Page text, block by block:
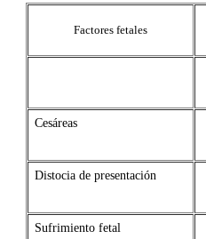
Factores fetales
Cesáreas
Distocia de presentación
Sufrimiento fetal